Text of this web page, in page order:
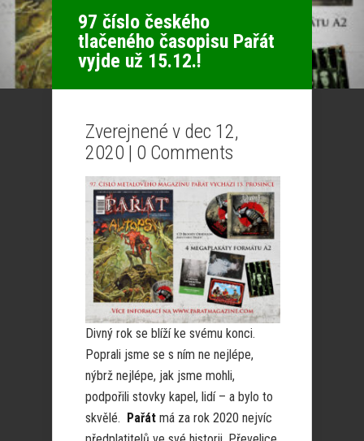
97 číslo českého
tlačeného časopisu Pařát
vyjde už 15.12.!
Zverejnené v dec 12,
2020 | 0 Comments
Divný rok se blíží ke svému konci.
Poprali jsme se s ním ne nejlépe,
nýbrž nejlépe, jak jsme mohli,
podpořili stovky kapel, lidí – a bylo to
skvělé. Pařát má za rok 2020 nejvíc